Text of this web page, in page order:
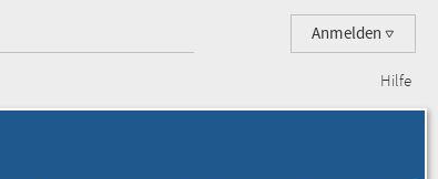
Anmelden
Hilfe